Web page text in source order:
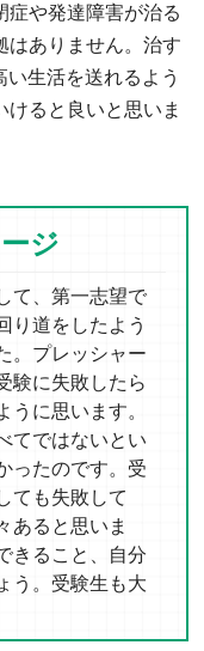
症や発達障害が治る
はありません。治す
生活を送れるよう
ると良いと思いま
ジ
て、第一志望で
り道をしたよう
。プレッシャー
験に失敗したら
うに思います。
てではないとい
ったのです。受
ても失敗して
あると思いま
きること、自分
う。受験生も大